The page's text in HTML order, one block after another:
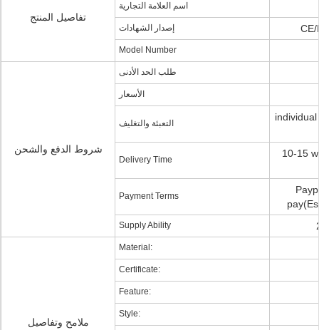
تفاصيل المنتج
اسم العلامة التجارية
إصدار الشهادات CE/
Model Number
شروط الدفع والشحن
طلب الحد الأدنى
الأسعار
التعبئة والتغليف
Delivery Time
10-15
Payment Terms
Supply Ability
ملامح وتفاصيل
Material:
Certificate:
Feature:
Style: